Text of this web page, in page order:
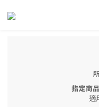
指定商
適